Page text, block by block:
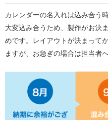
カレンダーの名入れは込み合う
大変込み合うため、製作がお決
めです。レイアウトが決まって
ますが、お急ぎの場合は担当者